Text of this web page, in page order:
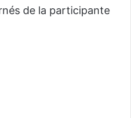
de la participante